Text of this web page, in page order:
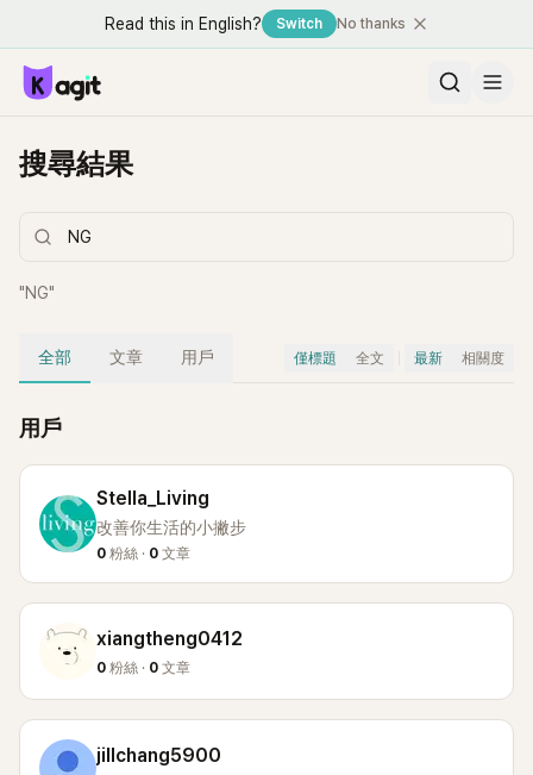
Read this in English? Switch No thanks
搜尋結果
"NG"
全部 文章 用戶 僅標題 全文 最新 相關度
用戶
Stella_Living
改善你生活的小撇步
0 粉絲 · 0 文章
xiangtheng0412
0 粉絲 · 0 文章
jillchang5900